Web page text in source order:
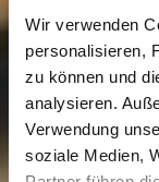
Wir verwenden
personalisieren,
zu können und
analysieren.
Verwendung
soziale Medien,